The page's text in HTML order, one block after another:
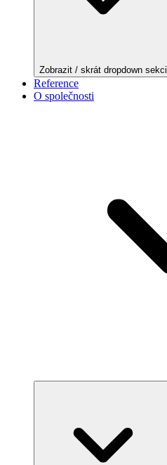
Zobrazit / skrát dropdown sekci
Reference
O společnosti